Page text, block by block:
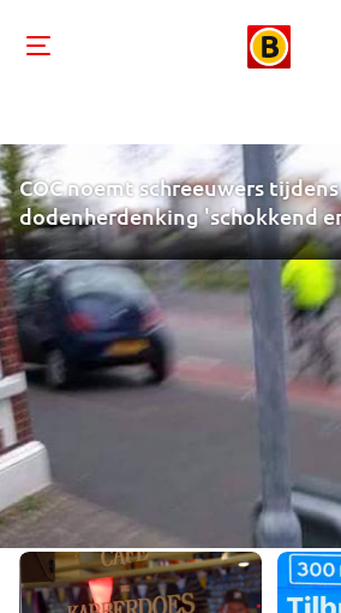
COC noemt schreeuwers tijdens
dodenherdenking 'schokkend
doet aangifte